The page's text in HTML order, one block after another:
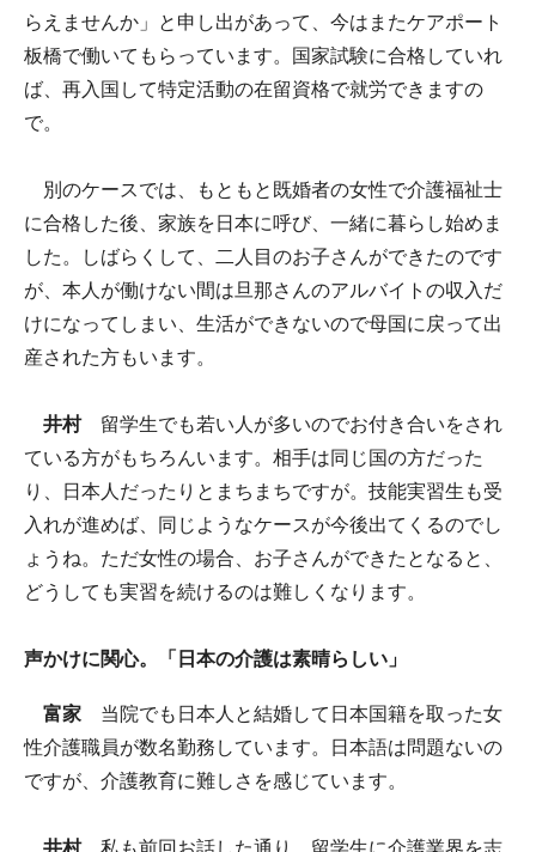
らえませんか」と申し出があって、今はまたケアポート
板橋で働いてもらっています。国家試験に合格していれ
ば、再入国して特定活動の在留資格で就労できますの
で。
別のケースでは、もともと既婚者の女性で介護福祉士
に合格した後、家族を日本に呼び、一緒に暮らし始めま
した。しばらくして、二人目のお子さんができたのです
が、本人が働けない間は旦那さんのアルバイトの収入だ
けになってしまい、生活ができないので母国に戻って出
産された方もいます。
井村留学生でも若い人が多いのでお付き合いをされ
ている方がもちろんいます。相手は同じ国の方だった
り、日本人だったりとまちまちですが。技能実習生も受
入れが進めば、同じようなケースが今後出てくるのでし
ょうね。ただ女性の場合、お子さんができたとなると、
どうしても実習を続けるのは難しくなります。
声かけに関心。「日本の介護は素晴らしい」
富家 当院でも日本人と結婚して日本国籍を取った女
性介護職員が数名勤務しています。日本語は問題ないの
ですが、介護教育に難しさを感じています。
井村私も前回お話した通り、留学生に介護業界を志